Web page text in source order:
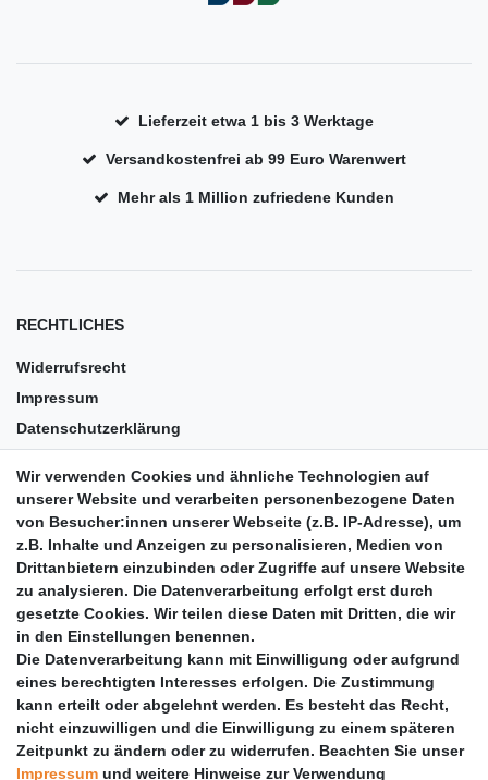
Lieferzeit etwa 1 bis 3 Werktage
Versandkostenfrei ab 99 Euro Warenwert
Mehr als 1 Million zufriedene Kunden
RECHTLICHES
Widerrufsrecht
Impressum
Datenschutzerklärung
Barrierefreiheit
Anleitungen
Vertrag widerrufen
PARTNER
DHL
GLS
PaketPLUS
Wir verwenden Cookies und ähnliche Technologien auf
unserer Website und verarbeiten personenbezogene Daten
von Besucher:innen unserer Webseite (z.B. IP-Adresse), um
z.B. Inhalte und Anzeigen zu personalisieren, Medien von
Drittanbietern einzubinden oder Zugriffe auf unsere Website
zu analysieren. Die Datenverarbeitung erfolgt erst durch
gesetzte Cookies. Wir teilen diese Daten mit Dritten, die wir
in den Einstellungen benennen.
Die Datenverarbeitung kann mit Einwilligung oder aufgrund
eines berechtigten Interesses erfolgen. Die Zustimmung
kann erteilt oder abgelehnt werden. Es besteht das Recht,
nicht einzuwilligen und die Einwilligung zu einem späteren
Zeitpunkt zu ändern oder zu widerrufen. Beachten Sie unser
Impressum und weitere Hinweise zur Verwendung